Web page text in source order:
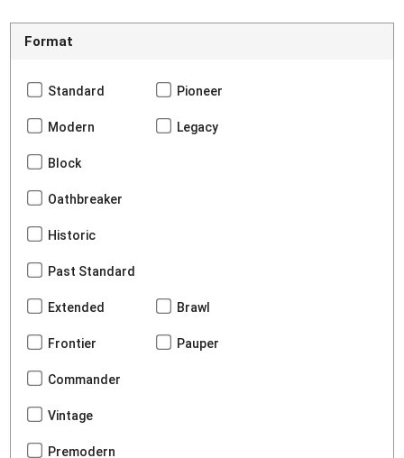
Format
Standard Pioneer
Modern Legacy
Block
Oathbreaker
Historic
Past Standard
Extended Brawl
Frontier Pauper
Commander
Vintage
Premodern